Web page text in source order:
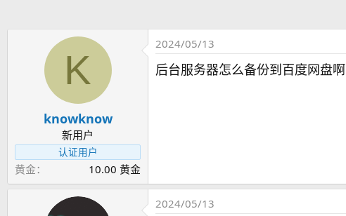
K
knowknow
新用户
认证用户
黄金 10.00 黄金
2024/05/13
后台服务器怎么备份到百度网盘啊
2024/05/13